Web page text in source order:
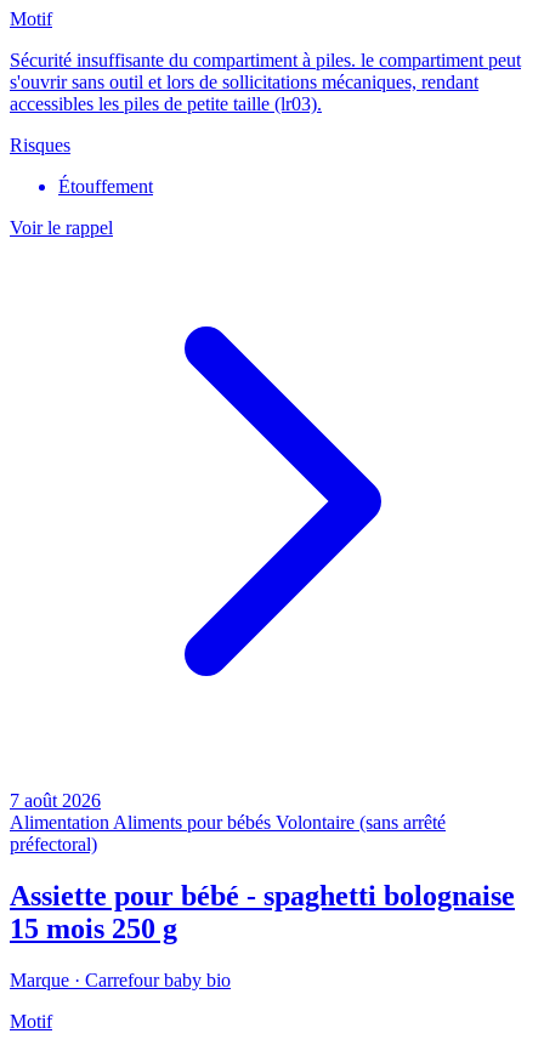
Motif
Sécurité insuffisante du compartiment à piles. le compartiment peut
s'ouvrir sans outil et lors de sollicitations mécaniques, rendant
accessibles les piles de petite taille (lr03).
Risques
Étouffement
Voir le rappel
7 août 2026
Alimentation Aliments pour bébés Volontaire (sans arrêté
préfectoral)
Assiette pour bébé - spaghetti bolognaise
15 mois 250 g
Marque · Carrefour baby bio
Motif